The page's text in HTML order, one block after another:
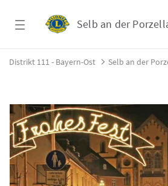
Selb an der
Aktuell - Selb an der
Distrikt 111 - Bayern-Ost Selb an der